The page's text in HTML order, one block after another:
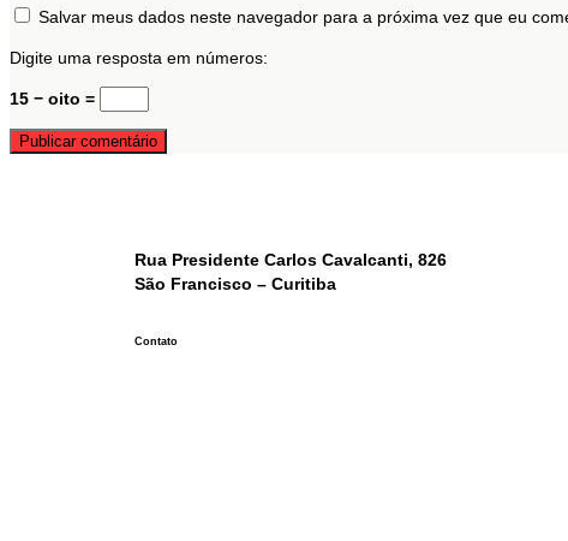
Salvar meus dados neste navegador para a próxima vez que eu
Digite uma resposta em números:
15 − oito =
Rua Presidente Carlos Cavalcanti, 826
São Francisco – Curitiba
Contato